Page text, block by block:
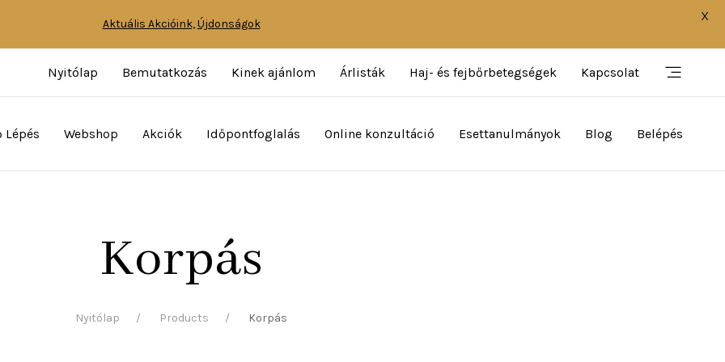
Nyitólap Bemutatkozás Kinek ajánlom Árlisták Haj- és fejbőrbetegségek Kapcsolat
Lépés Webshop Akciók Időpontfoglalás Online konzultáció Esettanulmányok Blog Belépés
Korpás
Nyitólap Products Korpás
Aktuális Akcióink, Újdonságok
X